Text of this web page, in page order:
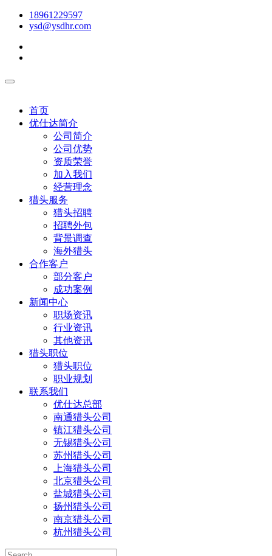
18961229597
ysd@ysdhr.com
首页
优仕达简介
公司简介
公司优势
资质荣誉
加入我们
经营理念
猎头服务
猎头招聘
招聘外包
背景调查
海外猎头
合作客户
部分客户
成功案例
新闻中心
职场资讯
行业资讯
其他资讯
猎头职位
猎头职位
职业规划
联系我们
优仕达总部
南通猎头公司
镇江猎头公司
无锡猎头公司
苏州猎头公司
上海猎头公司
北京猎头公司
盐城猎头公司
扬州猎头公司
南京猎头公司
杭州猎头公司